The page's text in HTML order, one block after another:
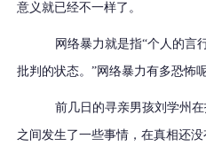
意义就已经不一样了。
网络暴力就是指“个人的言
批判的状态。”网络暴力有多恐怖
前几日的寻亲男孩刘学州
之间发生了一些事情，在真相还